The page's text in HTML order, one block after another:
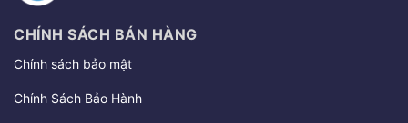
CHÍNH SÁCH BÁN HÀNG
Chính sách bảo mật
Chính Sách Bảo Hành